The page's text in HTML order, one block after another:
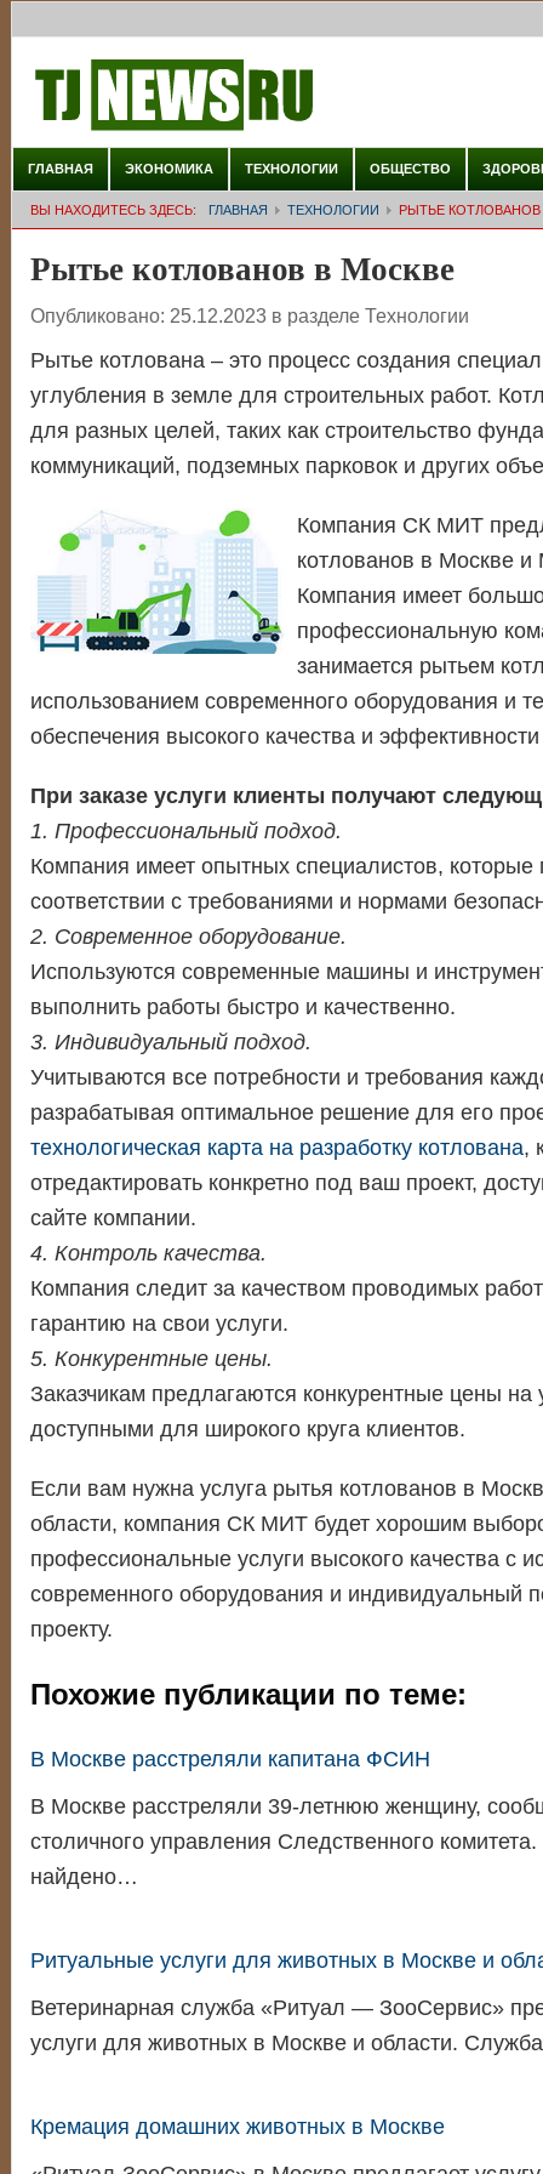
ГЛАВНАЯ ЭКОНОМИКА ТЕХНОЛОГИИ ОБЩЕСТВО
ВЫ НАХОДИТЕСЬ ЗДЕСЬ: ГЛАВНАЯ ТЕХНОЛОГИИ РЫТЬЕ КОТЛОВАНОВ
Рытье котлованов в Москве
Опубликовано: 25.12.2023 в разделе Технологии
Рытье котлована – это процесс создания
углубления в земле для строительных работ.
для разных целей, таких как строительство
коммуникаций, подземных парковок и других
Компания СК МИТ
котлованов в Москве и
Компания имеет
профессиональную
занимается рытьем
использованием современного оборудования и
обеспечения высокого качества и эффективности
При заказе услуги клиенты получают
1. Профессиональный подход.
Компания имеет опытных специалистов, которые
соответствии с требованиями и нормами
2. Современное оборудование.
Используются современные машины и
выполнить работы быстро и качественно.
3. Индивидуальный подход.
Учитываются все потребности и требования
разрабатывая оптимальное решение для его
технологическая карта на разработку котлована,
отредактировать конкретно под ваш проект,
сайте компании.
4. Контроль качества.
Компания следит за качеством проводимых
гарантию на свои услуги.
5. Конкурентные цены.
Заказчикам предлагаются конкурентные цены на
доступными для широкого круга клиентов.
Если вам нужна услуга рытья котлованов в
области, компания СК МИТ будет хорошим
профессиональные услуги высокого качества с
современного оборудования и индивидуальный
проекту.
Похожие публикации по теме:
В Москве расстреляли капитана ФСИН
В Москве расстреляли 39-летнюю женщину,
столичного управления Следственного
найдено…
Ритуальные услуги для животных в Москве и
Ветеринарная служба «Ритуал — ЗооСервис»
услуги для животных в Москве и области.
Кремация домашних животных в Москве